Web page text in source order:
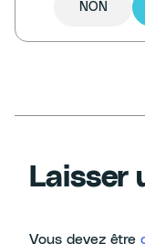
NON
Laisser
Vous devez être